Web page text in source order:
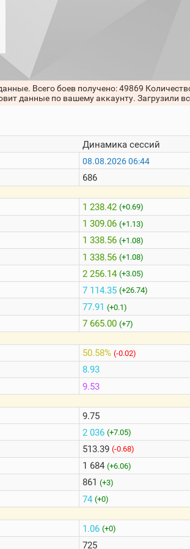
Всего боев получено: 49869
данные по вашему аккаунту. Загрузили
Динамика сессий
08.08.2026 06:44
686
1 238.42 (+0.69)
1 309.06 (+1.13)
1 338.56 (+1.08)
1 338.56 (+1.08)
2 256.14 (+3.05)
7 114.35 (+26.74)
77.91 (+0.1)
7 665.00 (+7)
50.58% (-0.02)
8.93
9.53
9.75
2 036 (+7.05)
513.39 (-0.68)
1 684 (+6.06)
861 (+3)
74 (+0)
1.06 (+0)
725